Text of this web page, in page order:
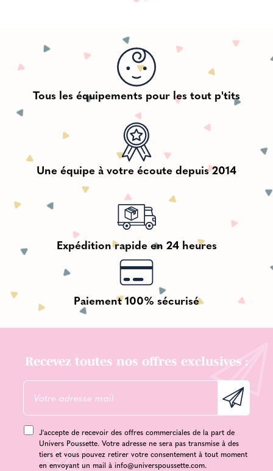
Tous les équipements pour les tout p'tits
Une équipe à votre écoute depuis 2014
Expédition rapide en 24 heures
Paiement 100% sécurisé
Recevez toutes nos offres exclusives :
J'accepte de recevoir des offres commerciales de la part de
Univers Poussette. Votre adresse ne sera pas transmise à des
tiers et vous pouvez retirer votre consentement à tout moment
en envoyant un mail à info@universpoussette.com.